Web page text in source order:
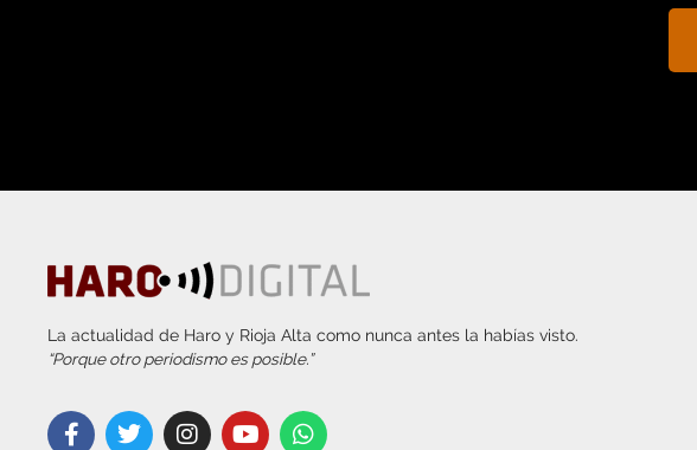
La actualidad de Haro y Rioja Alta como nunca antes la habías visto.
“Porque otro periodismo es posible.”